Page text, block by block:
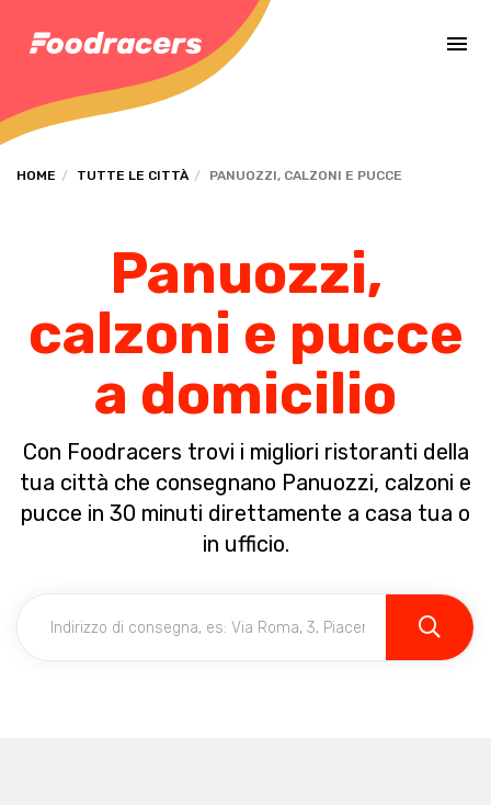
HOME TUTTE LE CITTÀ PANUOZZI, CALZONI E PUCCE
Panuozzi,
calzoni e pucce
a domicilio
Con Foodracers trovi i migliori ristoranti della
tua città che consegnano Panuozzi, calzoni e
pucce in 30 minuti direttamente a casa tua o
in ufficio.